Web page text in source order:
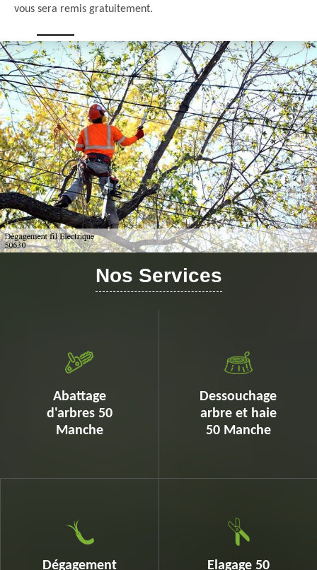
vous sera remis gratuitement.
Nos Services
Abattage
d'arbres 50
Manche
Dessouchage
arbre et haie
50 Manche
Dégagement Elagage 50